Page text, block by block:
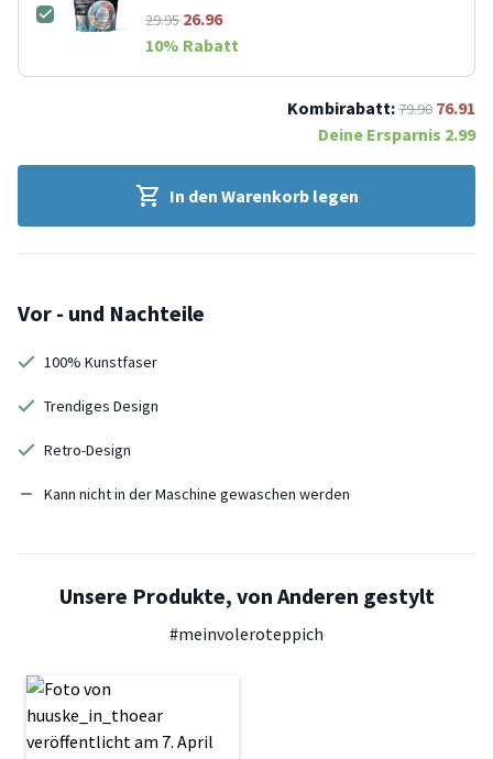
29.9526.96
10% Rabatt
Kombirabatt:79.90 76.91
Deine Ersparnis 2.99
In den Warenkorb legen
Vor - und Nachteile
100% Kunstfaser
Trendiges Design
Retro-Design
Kann nicht in der Maschine gewaschen werden
Unsere Produkte, von Anderen gestylt
#meinvoleroteppich